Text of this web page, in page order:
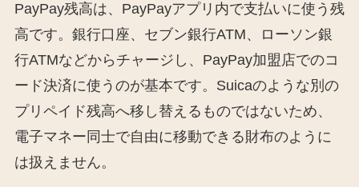
PayPay残高は、PayPayアプリ内で支払いに使う残
高です。銀行口座、セブン銀行ATM、ローソン銀
行ATMなどからチャージし、PayPay加盟店でのコ
ード決済に使うのが基本です。Suicaのような別の
プリペイド残高へ移し替えるものではないため、
電子マネー同士で自由に移動できる財布のように
は扱えません。